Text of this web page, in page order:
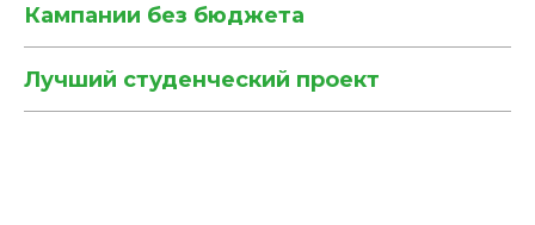
Кампании без бюджета
Лучший студенческий проект